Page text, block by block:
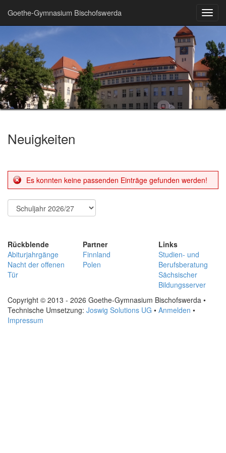
Goethe-Gymnasium Bischofswerda
Neuigkeiten
Es konnten keine passenden Einträge gefunden werden!
Rückblende
Abiturjahrgänge
Nacht der offenen
Tür
Partner
Finnland
Polen
Links
Studien- und
Berufsberatung
Sächsischer
Bildungsserver
Copyright © 2013 - 2026 Goethe-Gymnasium Bischofswerda •
Technische Umsetzung: Joswig Solutions UG • Anmelden •
Impressum